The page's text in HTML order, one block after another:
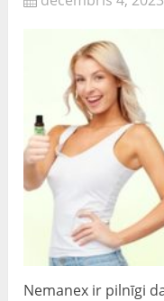
Nemanex ir pilnīgi